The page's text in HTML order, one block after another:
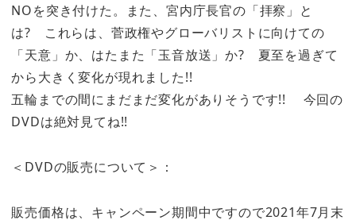
NOを突き付けた。また、宮内庁長官の「拝察」と
は? これらは、菅政権やグローバリストに向けての
「天意」か、はたまた「玉音放送」か? 夏至を過ぎて
から大きく変化が現れました!!
五輪までの間にまだまだ変化がありそうです!! 今回の
DVDは絶対見てね!!
＜DVDの販売について＞：
販売価格は、キャンペーン期間中ですので2021年7月末